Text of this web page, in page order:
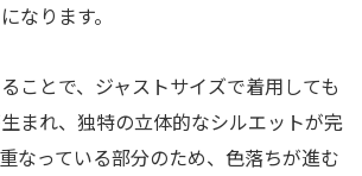
なります。
ことで、ジャストサイズで着用しても
まれ、独特の立体的なシルエットが完
なっている部分のため、色落ちが進む